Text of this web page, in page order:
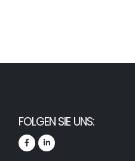
FOLGEN SIE UNS: